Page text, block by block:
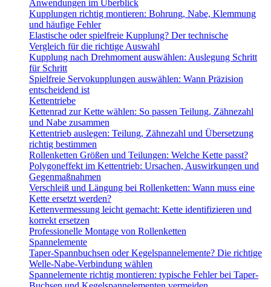
Anwendungen im Überblick
Kupplungen richtig montieren: Bohrung, Nabe, Klemmung
und häufige Fehler
Elastische oder spielfreie Kupplung? Der technische
Vergleich für die richtige Auswahl
Kupplung nach Drehmoment auswählen: Auslegung Schritt
für Schritt
Spielfreie Servokupplungen auswählen: Wann Präzision
entscheidend ist
Kettentriebe
Kettenrad zur Kette wählen: So passen Teilung, Zähnezahl
und Nabe zusammen
Kettentrieb auslegen: Teilung, Zähnezahl und Übersetzung
richtig bestimmen
Rollenketten Größen und Teilungen: Welche Kette passt?
Polygoneffekt im Kettentrieb: Ursachen, Auswirkungen und
Gegenmaßnahmen
Verschleiß und Längung bei Rollenketten: Wann muss eine
Kette ersetzt werden?
Kettenvermessung leicht gemacht: Kette identifizieren und
korrekt ersetzen
Professionelle Montage von Rollenketten
Spannelemente
Taper-Spannbuchsen oder Kegelspannelemente? Die richtige
Welle-Nabe-Verbindung wählen
Spannelemente richtig montieren: typische Fehler bei Taper-